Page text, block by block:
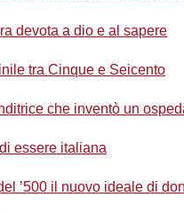
devota a dio e al sapere
tra Cinque e Seicento
che inventò un
essere italiana
’500 il nuovo ideale di